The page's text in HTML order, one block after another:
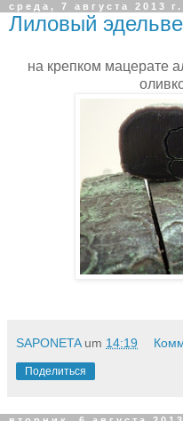
среда, 7 августа 2013 г.
Лиловый
на крепком мацерате
SAPONETA um 14:19
Поделиться